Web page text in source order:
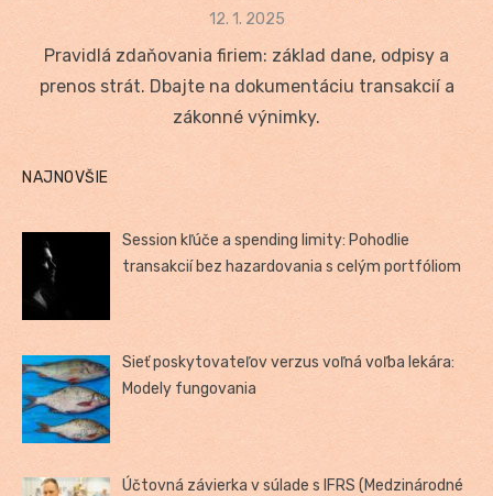
Posted
12. 1. 2025
Pravidlá zdaňovania firiem: základ dane, odpisy a
prenos strát. Dbajte na dokumentáciu transakcií a
zákonné výnimky.
NAJNOVŠIE
Session kľúče a spending limity: Pohodlie
transakcií bez hazardovania s celým portfóliom
Sieť poskytovateľov verzus voľná voľba lekára:
Modely fungovania
Účtovná závierka v súlade s IFRS (Medzinárodné